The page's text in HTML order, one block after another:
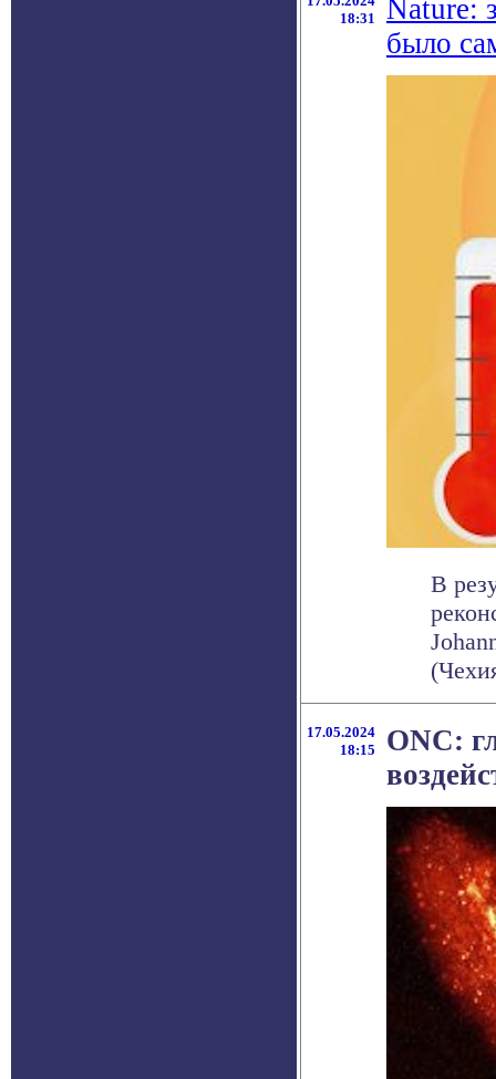
18:31
Nature:
было
В
17.05.2024
18:15
ONC: